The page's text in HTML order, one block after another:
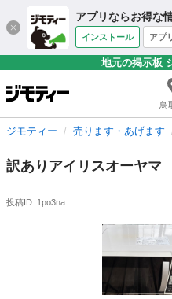
アプリならお得な
インストール アプ
地元の掲示板
鳥
ジモティー 売ります・あげます
訳ありアイリスオーヤ
投稿ID: 1po3na